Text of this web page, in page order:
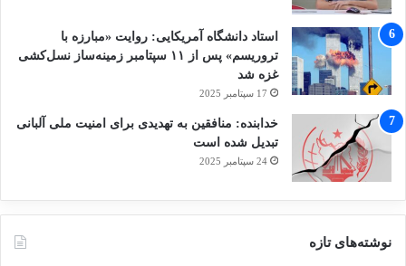
استاد دانشگاه آمریکایی: روایت «مبارزه با
تروریسم» پس از ۱۱ سپتامبر زمینه‌ساز نسل‌کشی
غزه شد
17 سپتامبر 2025
خدابنده: منافقین به تهدیدی برای امنیت ملی آلبانی
تبدیل شده است
24 سپتامبر 2025
نوشته‌های تازه